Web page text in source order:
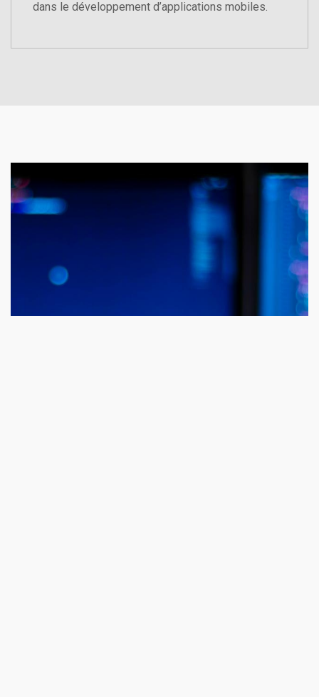
dans le développement d’applications mobiles.